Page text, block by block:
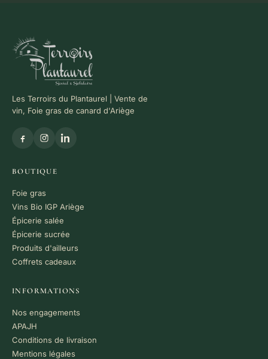
Les Terroirs du Plantaurel | Vente de
vin, Foie gras de canard d'Ariège
BOUTIQUE
Foie gras
Vins Bio IGP Ariège
Épicerie salée
Épicerie sucrée
Produits d'ailleurs
Coffrets cadeaux
INFORMATIONS
Nos engagements
APAJH
Conditions de livraison
Mentions légales